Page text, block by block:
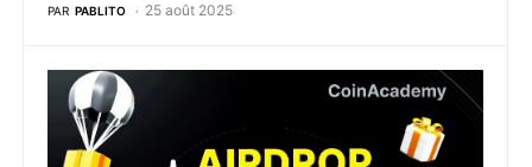
PAR PABLITO 25 août 2025
Airdrop crypto Liminal : comment y être éligible et